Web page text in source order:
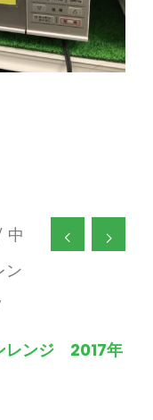
中
ン
レンジ 2017年